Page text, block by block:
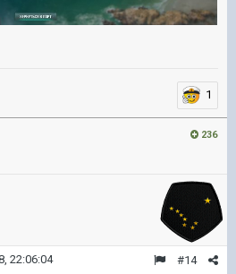
1
236
#14
22:06:04